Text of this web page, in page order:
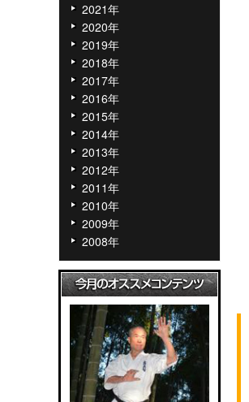
2021年
2020年
2019年
2018年
2017年
2016年
2015年
2014年
2013年
2012年
2011年
2010年
2009年
2008年